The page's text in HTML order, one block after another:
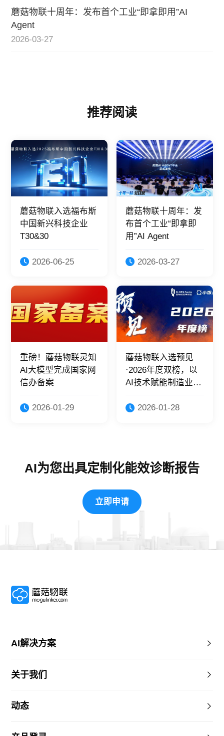
蘑菇物联十周年：发布首个工业“即拿即用”AI
Agent
2026-03-27
推荐阅读
蘑菇物联入选福布斯
中国新兴科技企业
T30&30
2026-06-25
蘑菇物联十周年：发
布首个工业“即拿即
用”AI Agent
2026-03-27
重磅！蘑菇物联灵知
AI大模型完成国家网
信办备案
2026-01-29
蘑菇物联入选预见
·2026年度双榜，以
AI技术赋能制造业绿
2026-01-28
AI为您出具定制化能效诊断报告
立即申请
AI解决方案
关于我们
动态